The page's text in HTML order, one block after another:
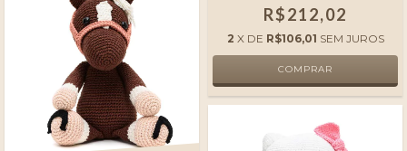
R$212,02
2 X DE R$106,01 SEM JUROS